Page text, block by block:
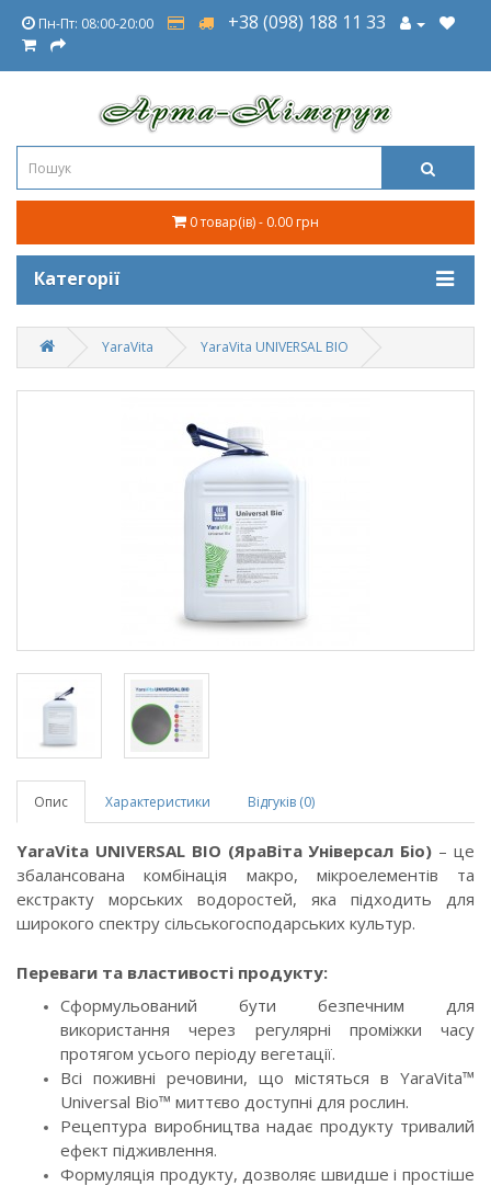
Пн-Пт: 08:00-20:00 +38 (098) 188 11 33
0 товар(ів) - 0.00 грн
Категорії
YaraVita YaraVita UNIVERSAL BIO
Опис Характеристики Відгуків (0)
YaraVita UNIVERSAL BIO (ЯраВіта Універсал Біо) – це
збалансована комбінація макро, мікроелементів та
екстракту морських водоростей, яка підходить для
широкого спектру сільськогосподарських культур.
Переваги та властивості продукту:
Сформульований бути безпечним для
використання через регулярні проміжки часу
протягом усього періоду вегетації.
Всі поживні речовини, що містяться в YaraVita™
Universal Bio™ миттєво доступні для рослин.
Рецептура виробництва надає продукту тривалий
ефект підживлення.
Формуляція продукту, дозволяє швидше і простіше